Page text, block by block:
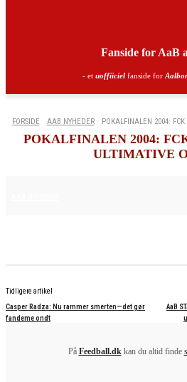
Fanside for AaB
- et uoffiiciel fanside for
FORSIDE AAB NYHEDER POKALFINALEN 2004:
POKALFINALEN 2004:
ULTIMATIVE
Tidligere artikel
Casper Radza: Nu rammer smerten—det gør
fandeme ondt
AaB
På Feedball.dkkan du altid finde